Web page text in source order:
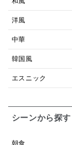
洋風
中華
韓国風
エスニック
シーンから探す
朝食